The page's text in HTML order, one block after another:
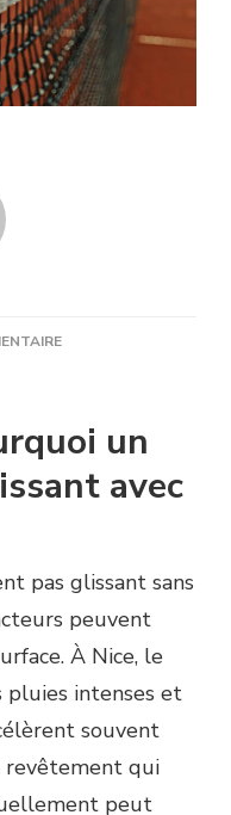
SUR
GLISSANCE
ÊTRE
RÉNOVATION
COURT
DE
TENNIS
NICE
un
avec
pas glissant sans
peuvent
À Nice, le
pluies intenses et
souvent
revêtement qui
peut